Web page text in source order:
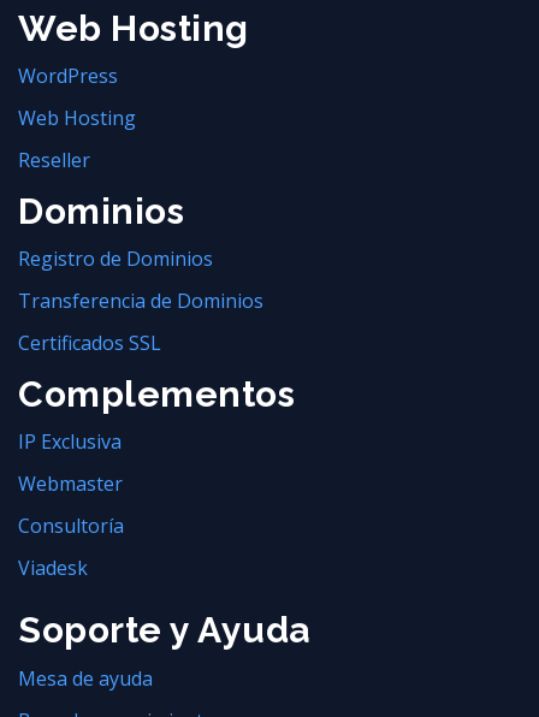
Web Hosting
WordPress
Web Hosting
Reseller
Dominios
Registro de Dominios
Transferencia de Dominios
Certificados SSL
Complementos
IP Exclusiva
Webmaster
Consultoría
Viadesk
Soporte y Ayuda
Mesa de ayuda